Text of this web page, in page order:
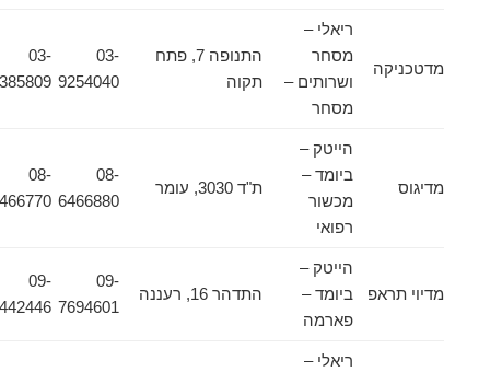
מדטכניקה
ריאלי –
מסחר
ושרותים –
מסחר
התנופה 7, פתח
תקוה
9254040
9385809
מדיגוס
הייטק –
ביומד –
מכשור
רפואי
6466880
6466770
מדיוי תראפ
הייטק –
ביומד –
פארמה
התדהר 16, רעננה
7694601
7442446
ריאלי –